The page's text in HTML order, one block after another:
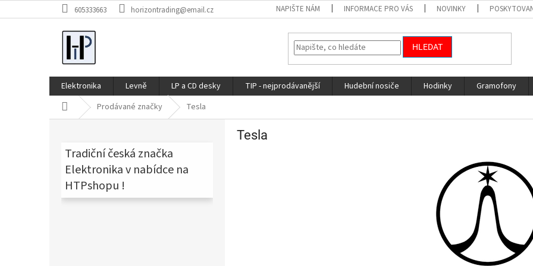
na
605333663 horizontrading@email.cz NAPIŠTE NÁM INFORMACE PRO VÁS NOVINKY
HLEDAT
Elektronika Levně LP a CD desky TIP - nejprodávanější Hudební nosiče Hodinky Gramofony
Domů Prodávané značky Tesla
Tradiční česká značka
Elektronika v nabídce na
HTPshopu !
Tesla